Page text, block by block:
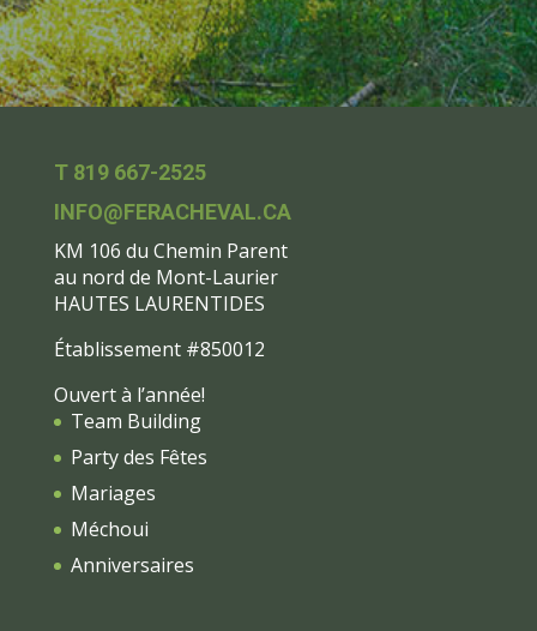
T 819 667-2525
INFO@FERACHEVAL.CA
KM 106 du Chemin Parent
au nord de Mont-Laurier
HAUTES LAURENTIDES
Établissement #850012
Ouvert à l’année!
Team Building
Party des Fêtes
Mariages
Méchoui
Anniversaires